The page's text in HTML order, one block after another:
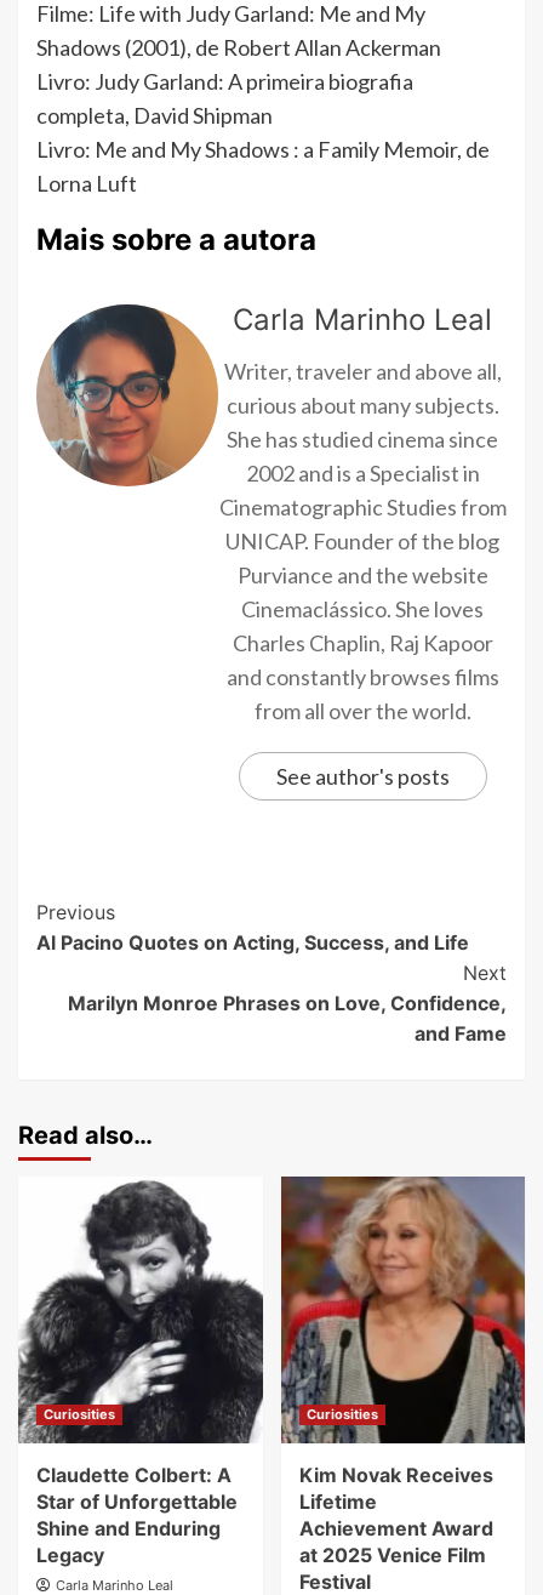
Filme: Life with Judy Garland: Me and My
Shadows (2001), de Robert Allan Ackerman
Livro: Judy Garland: A primeira biografia
completa, David Shipman
Livro: Me and My Shadows : a Family Memoir, de
Lorna Luft
Mais sobre a autora
Carla Marinho Leal
Writer, traveler and above all,
curious about many subjects.
She has studied cinema since
2002 and is a Specialist in
Cinematographic Studies from
UNICAP. Founder of the blog
Purviance and the website
Cinemaclássico. She loves
Charles Chaplin, Raj Kapoor
and constantly browses films
from all over the world.
See author's posts
Previous
Al Pacino Quotes on Acting, Success, and Life
Next
Marilyn Monroe Phrases on Love, Confidence,
and Fame
Read also…
Curiosities
Claudette Colbert: A
Star of Unforgettable
Shine and Enduring
Legacy
Carla Marinho Leal
Curiosities
Kim Novak Receives
Lifetime
Achievement Award
at 2025 Venice Film
Festival